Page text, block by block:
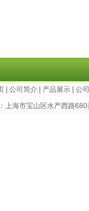
|公司简介 产品展示 |公
上海市宝山区水产西路